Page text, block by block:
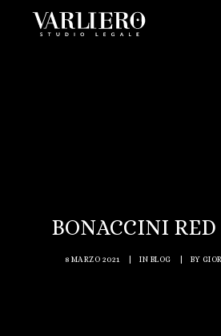
VIDEOBONACCINI RED
8 MARZO 2021 IN BLOG BY